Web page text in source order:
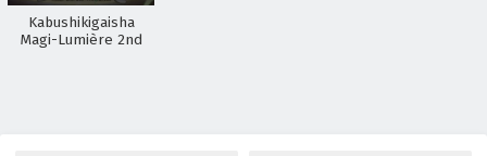
Kabushikigaisha
Magi-Lumière 2nd